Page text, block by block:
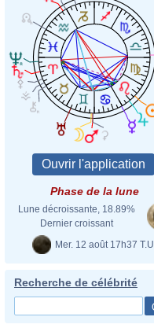
Phase de la lune
Lune décroissante, 18.89%
Dernier croissant
Mer. 12 août 17h37 T.U.
Recherche de célébrité